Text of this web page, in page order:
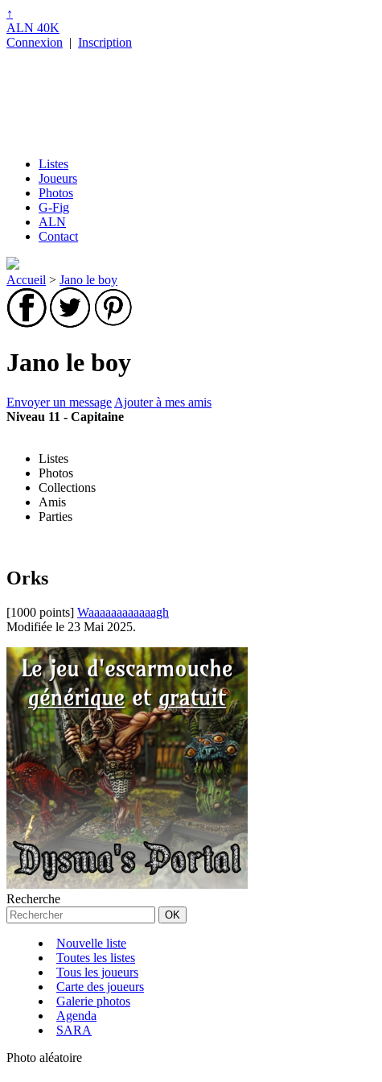
↑
ALN 40K
Connexion | Inscription
Listes
Joueurs
Photos
G-Fig
ALN
Contact
Accueil > Jano le boy
Jano le boy
Envoyer un message Ajouter à mes amis
Niveau 11 - Capitaine
Listes
Photos
Collections
Amis
Parties
Orks
[1000 points] Waaaaaaaaaaaagh
Modifiée le 23 Mai 2025.
Recherche
Nouvelle liste
Toutes les listes
Tous les joueurs
Carte des joueurs
Galerie photos
Agenda
SARA
Photo aléatoire